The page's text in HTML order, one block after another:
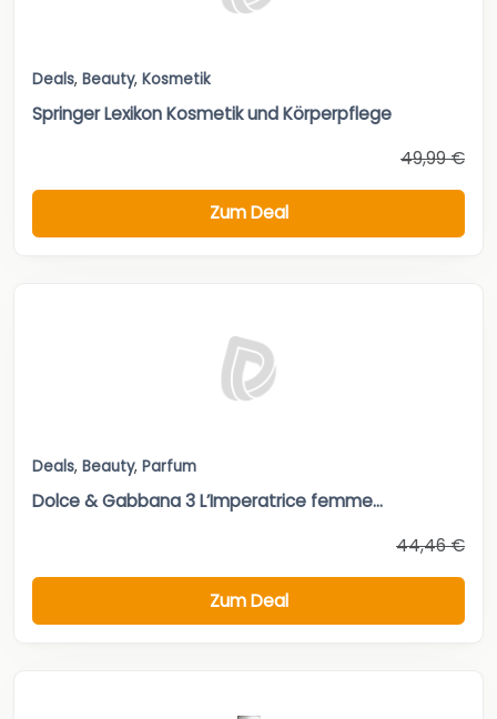
Deals, Beauty, Kosmetik
Springer Lexikon Kosmetik und Körperpflege
49,99 €
Zum Deal
Deals, Beauty, Parfum
Dolce & Gabbana 3 L’Imperatrice femme...
44,46 €
Zum Deal